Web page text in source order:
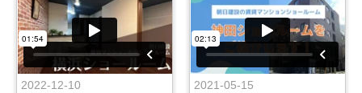
2022-12-10 2021-05-15